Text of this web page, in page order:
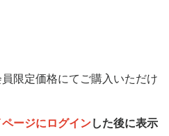
限定価格にてご購入いただけ
ージにログインした後に表示